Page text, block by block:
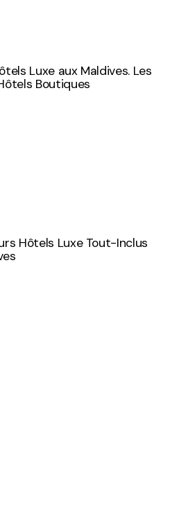
Luxe aux Maldives. Les
Boutiques
Hôtels Luxe Tout-Inclus